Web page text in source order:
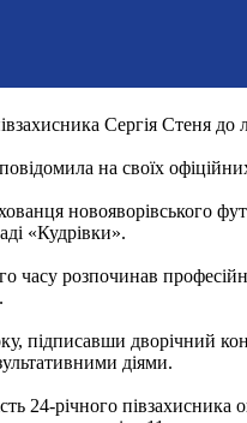
Сергія Стеня до
на своїх
«Кудрівки».
часу розпочинав
підписавши дворічний
діями.
24-річного